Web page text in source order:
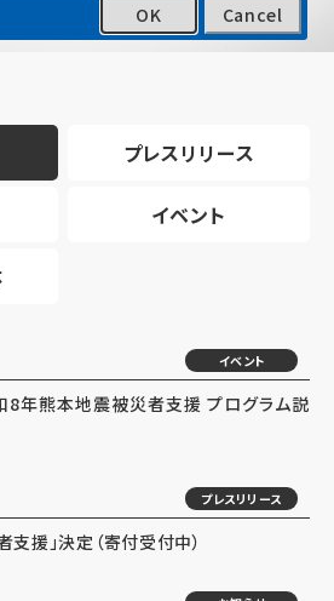
プレスリリース
イベント
イベント
和8年熊本地震被災者支援 プログラム説
プレスリリース
援」決定（寄付受付中）
OK Cancel